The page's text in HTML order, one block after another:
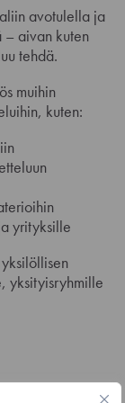
avotulella ja
– aivan kuten
tehdä.
muihin
kuten:
yrityksille
yksityisryhmille